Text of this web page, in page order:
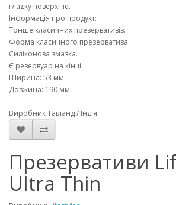
гладку поверхню.
Інформація про продукт:
Тонше класичних презервативів.
Форма класичного презерватива.
Силіконова змазка.
Є резервуар на кінці.
Ширина: 53 мм
Довжина: 190 мм
Виробник Таїланд / Індія
Презервативи
Ultra Thin